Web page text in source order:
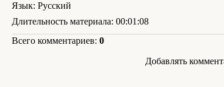
Язык: Русский
Длительность материала: 00:01:08
Всего комментариев: 0
Добавлять